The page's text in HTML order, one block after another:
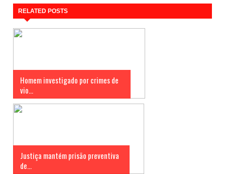
RELATED POSTS
Homem investigado por crimes de
vio...
Justiça mantém prisão preventiva
de...